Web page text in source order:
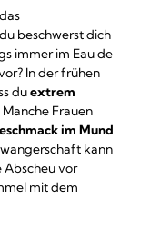
beschwerst dich
immer im Eau de
In der frühen
duextrem
Manche Frauen
im Mund.
kann
Abscheu vor
mit dem